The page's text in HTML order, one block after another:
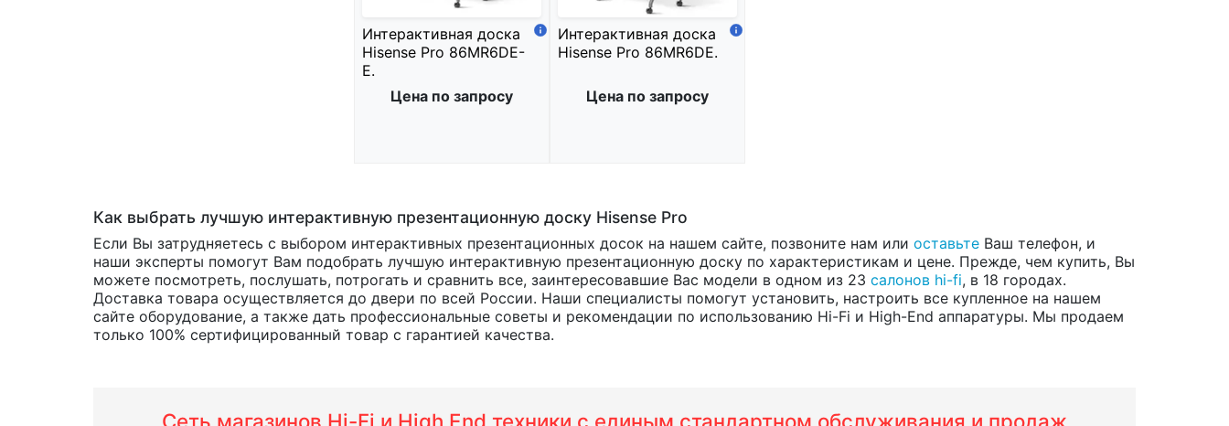
Интерактивная доска
Hisense Pro 86MR6DE-
E.
Цена по запросу
Интерактивная доска
Hisense Pro 86MR6DE.
Цена по запросу
Как выбрать лучшую интерактивную презентационную доску Hisense Pro
Если Вы затрудняетесь с выбором интерактивных презентационных досок на нашем сайте, позвоните нам или оставьте Ваш телефон, и
наши эксперты помогут Вам подобрать лучшую интерактивную презентационную доску по характеристикам и цене. Прежде, чем купить, Вы
можете посмотреть, послушать, потрогать и сравнить все, заинтересовавшие Вас модели в одном из 23 салонов hi-fi, в 18 городах.
Доставка товара осуществляется до двери по всей России. Наши специалисты помогут установить, настроить все купленное на нашем
сайте оборудование, а также дать профессиональные советы и рекомендации по использованию Hi-Fi и High-End аппаратуры. Мы продаем
только 100% сертифицированный товар с гарантией качества.
Сеть магазинов Hi-Fi и High End техники с единым стандартном обслуживания и продаж